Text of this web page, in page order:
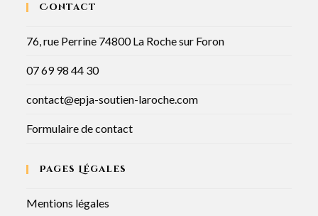
Contact
76, rue Perrine 74800 La Roche sur Foron
07 69 98 44 30
contact@epja-soutien-laroche.com
Formulaire de contact
Pages Légales
Mentions légales